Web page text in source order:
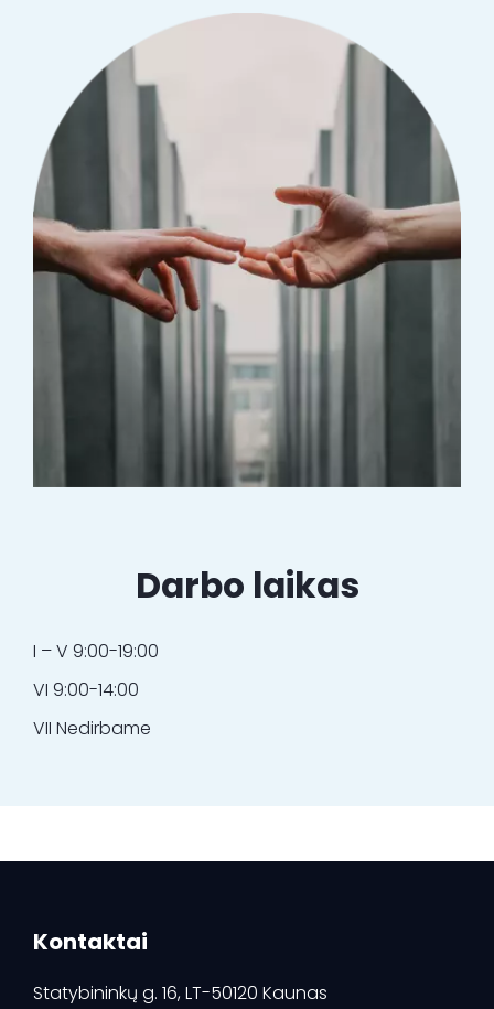
Darbo laikas
I – V 9:00-19:00
VI 9:00-14:00
VII Nedirbame
Kontaktai
Statybininkų g. 16, LT-50120 Kaunas